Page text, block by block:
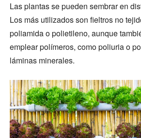
Las plantas se pueden sembrar en
Los más utilizados son fieltros no
poliamida o polietileno, aunque
emplear polímeros, como poliuria o
láminas minerales.